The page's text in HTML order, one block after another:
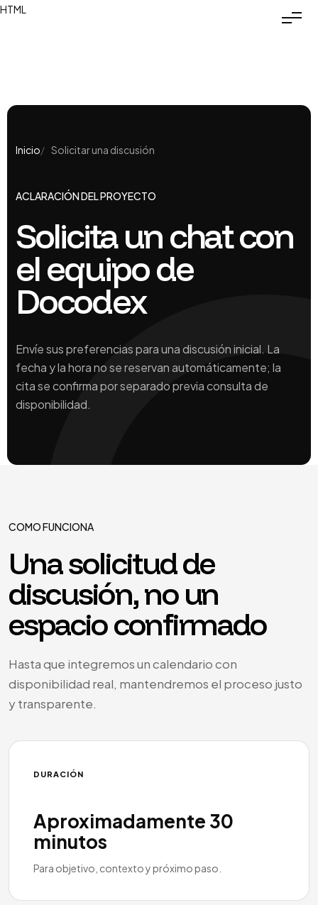
HTML
Inicio Solicitar una discusión
ACLARACIÓN DEL PROYECTO
Solicita un chat con
el equipo de
Docodex
Envíe sus preferencias para una discusión inicial. La
fecha y la hora no se reservan automáticamente; la
cita se confirma por separado previa consulta de
disponibilidad.
COMO FUNCIONA
Una solicitud de
discusión, no un
espacio confirmado
Hasta que integremos un calendario con
disponibilidad real, mantendremos el proceso justo
y transparente.
DURACIÓN
Aproximadamente 30
minutos
Para objetivo, contexto y próximo paso.